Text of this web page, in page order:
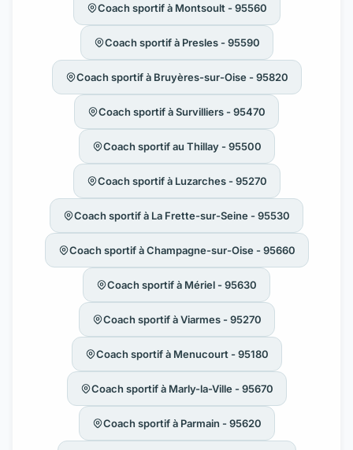
Coach sportif à Montsoult - 95560
Coach sportif à Presles - 95590
Coach sportif à Bruyères-sur-Oise - 95820
Coach sportif à Survilliers - 95470
Coach sportif au Thillay - 95500
Coach sportif à Luzarches - 95270
Coach sportif à La Frette-sur-Seine - 95530
Coach sportif à Champagne-sur-Oise - 95660
Coach sportif à Mériel - 95630
Coach sportif à Viarmes - 95270
Coach sportif à Menucourt - 95180
Coach sportif à Marly-la-Ville - 95670
Coach sportif à Parmain - 95620